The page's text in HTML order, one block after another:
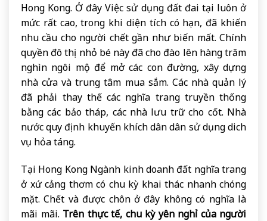
Hong Kong. Ở đây Việc sử dụng đất đai tại luôn ở
mức rất cao, trong khi diện tích có hạn, đã khiến
nhu cầu cho người chết gần như biến mất. Chính
quyền đô thị nhỏ bé này đã cho đào lên hàng trăm
nghìn ngôi mộ để mở các con đường, xây dựng
nhà cửa và trung tâm mua sắm. Các nhà quản lý
đã phải thay thế các nghĩa trang truyền thống
bằng các bảo tháp, các nhà lưu trữ cho cốt. Nhà
nước quy định khuyến khích dân dân sử dụng dich
vụ hỏa táng.
Tại Hong Kong Ngành kinh doanh đất nghĩa trang
ở xứ cảng thơm có chu kỳ khai thác nhanh chóng
mặt. Chết và được chôn ở đây không có nghĩa là
mãi mãi. Trên thực tế, chu kỳ yên nghỉ của người